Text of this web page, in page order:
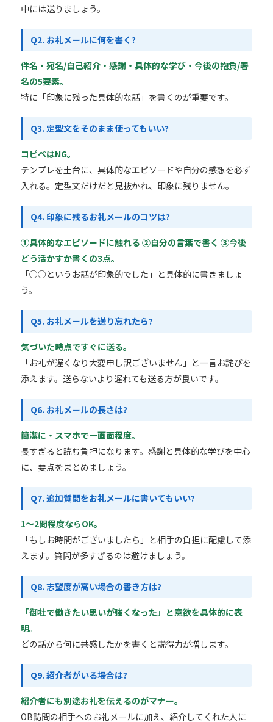
中には送りましょう。
Q2. お礼メールに何を書く?
件名・宛名/自己紹介・感謝・具体的な学び・今後の抱負/署
名の5要素。
特に「印象に残った具体的な話」を書くのが重要です。
Q3. 定型文をそのまま使ってもいい?
コピペはNG。
テンプレを土台に、具体的なエピソードや自分の感想を必ず
入れる。定型文だけだと見抜かれ、印象に残りません。
Q4. 印象に残るお礼メールのコツは?
①具体的なエピソードに触れる ②自分の言葉で書く ③今後
どう活かすか書くの3点。
「○○というお話が印象的でした」と具体的に書きましょ
う。
Q5. お礼メールを送り忘れたら?
気づいた時点ですぐに送る。
「お礼が遅くなり大変申し訳ございません」と一言お詫びを
添えます。送らないより遅れても送る方が良いです。
Q6. お礼メールの長さは?
簡潔に・スマホで一画面程度。
長すぎると読む負担になります。感謝と具体的な学びを中心
に、要点をまとめましょう。
Q7. 追加質問をお礼メールに書いてもいい?
1〜2問程度ならOK。
「もしお時間がございましたら」と相手の負担に配慮して添
えます。質問が多すぎるのは避けましょう。
Q8. 志望度が高い場合の書き方は?
「御社で働きたい思いが強くなった」と意欲を具体的に表
明。
どの話から何に共感したかを書くと説得力が増します。
Q9. 紹介者がいる場合は?
紹介者にも別途お礼を伝えるのがマナー。
OB訪問の相手へのお礼メールに加え、紹介してくれた人に